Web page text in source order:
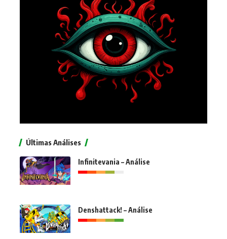
Últimas Análises
Infinitevania – Análise
Denshattack! – Análise